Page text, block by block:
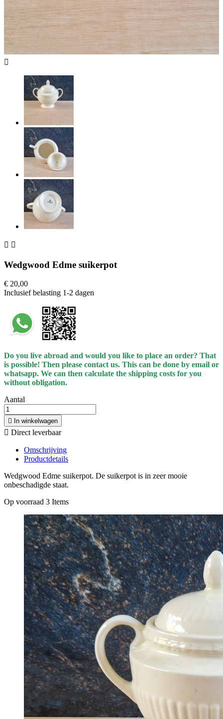

 
Wedgwood Edme suikerpot
€ 20,00
Inclusief belasting 1-2 dagen
Do you live abroad and would you like to place an order? That
is possible! Then please contact us. This can be done by email or
whatsapp. We can then calculate the shipping costs for you
without obligation.
Aantal
 In winkelwagen
 Direct leverbaar
Omschrijving
Productdetails
Wedgwood Edme suikerpot. De suikerpot is in zeer mooie
onbeschadigde staat.
Op voorraad 3 Items